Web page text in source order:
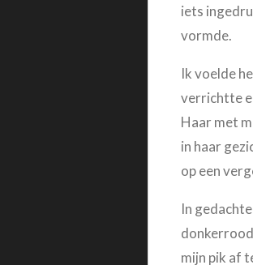
iets
vormde.
Ik voelde
verrichtte
Haar met
in haar
op een
In
mijn pik af